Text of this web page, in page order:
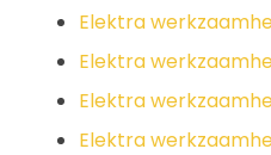
Elektra
Elektra
Elektra
Elektra